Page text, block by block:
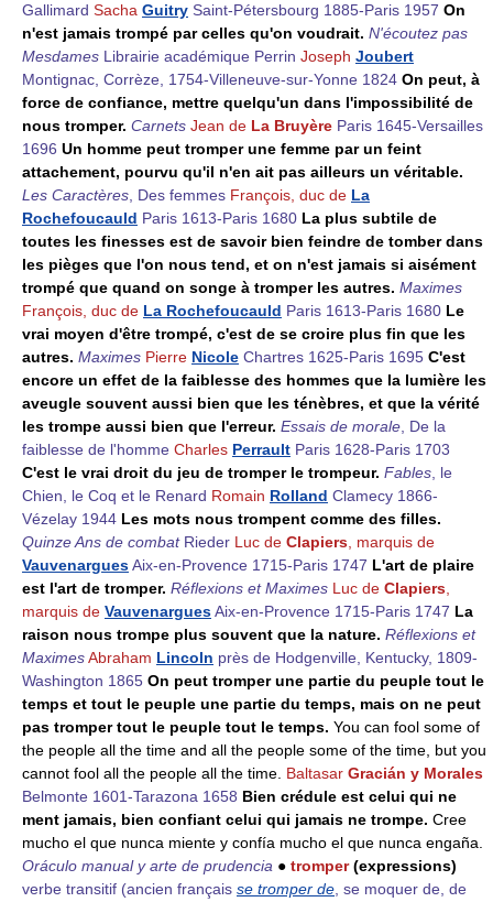
Gallimard Sacha Guitry Saint-Pétersbourg 1885-Paris 1957 On
n'est jamais trompé par celles qu'on voudrait. N'écoutez pas
Mesdames Librairie académique Perrin Joseph Joubert
Montignac, Corrèze, 1754-Villeneuve-sur-Yonne 1824 On peut, à
force de confiance, mettre quelqu'un dans l'impossibilité de
nous tromper. Carnets Jean de La Bruyère Paris 1645-Versailles
1696 Un homme peut tromper une femme par un feint
attachement, pourvu qu'il n'en ait pas ailleurs un véritable.
Les Caractères, Des femmes François, duc de La
Rochefoucauld Paris 1613-Paris 1680 La plus subtile de
toutes les finesses est de savoir bien feindre de tomber dans
les pièges que l'on nous tend, et on n'est jamais si aisément
trompé que quand on songe à tromper les autres. Maximes
François, duc de La Rochefoucauld Paris 1613-Paris 1680 Le
vrai moyen d'être trompé, c'est de se croire plus fin que les
autres. Maximes Pierre Nicole Chartres 1625-Paris 1695 C'est
encore un effet de la faiblesse des hommes que la lumière les
aveugle souvent aussi bien que les ténèbres, et que la vérité
les trompe aussi bien que l'erreur. Essais de morale, De la
faiblesse de l'homme Charles Perrault Paris 1628-Paris 1703
C'est le vrai droit du jeu de tromper le trompeur. Fables, le
Chien, le Coq et le Renard Romain Rolland Clamecy 1866-
Vézelay 1944 Les mots nous trompent comme des filles.
Quinze Ans de combatRieder Luc de Clapiers, marquis de
VauvenarguesAix-en-Provence 1715-Paris 1747 L'art de plaire
est l'art de tromper. Réflexions et Maximes Luc de Clapiers,
marquis de VauvenarguesAix-en-Provence 1715-Paris 1747 La
raison nous trompe plus souvent que la nature. Réflexions et
MaximesAbraham Lincoln près de Hodgenville, Kentucky, 1809-
Washington 1865 On peut tromper une partie du peuple tout le
temps et tout le peuple une partie du temps, mais on ne peut
pas tromper tout le peuple tout le temps. You can fool some of
the people all the time and all the people some of the time, but you
cannot fool all the people all the time. Baltasar Gracián y Morales
Belmonte 1601-Tarazona 1658 Bien crédule est celui qui ne
ment jamais, bien confiant celui qui jamais ne trompe. Cree
mucho el que nunca miente y confía mucho el que nunca engaña.
Oráculo manual y arte de prudencia ● tromper(expressions)
verbe transitif (ancien français se tromper de, se moquer de, de